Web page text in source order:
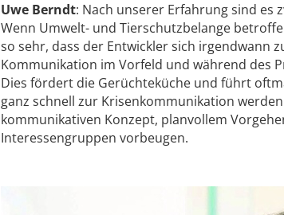
Uwe Berndt: Nach unserer Erfahrung sind es
Wenn Umwelt- und Tierschutzbelange
so sehr, dass der Entwickler sich irgendwann
Kommunikation im Vorfeld und während des
Dies fördert die Gerüchteküche und führt
ganz schnell zur Krisenkommunikation
kommunikativen Konzept, planvollem
Interessengruppen vorbeugen.